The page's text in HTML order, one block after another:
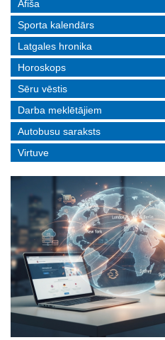
Afiša
Sporta kalendārs
Latgales hronika
Horoskops
Sēru vēstis
Darba meklētājiem
Autobusu saraksts
Virtuve